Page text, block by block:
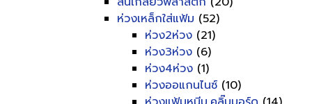
ห่วงเหล็กใส่แฟ้ม (52)
ห่วง2ห่วง (21)
ห่วง3ห่วง (6)
ห่วง4ห่วง (1)
ห่วงออแกนไนซ์ (10)